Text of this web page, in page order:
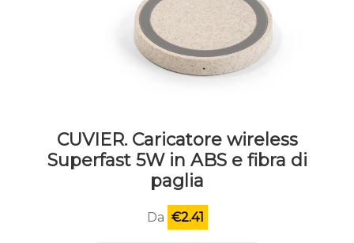
CUVIER. Caricatore wireless
Superfast 5W in ABS e fibra di
paglia
Da €2.41